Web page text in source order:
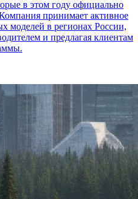
в этом году официально
принимает активное
моделей в регионах России,
и предлагая клиентам